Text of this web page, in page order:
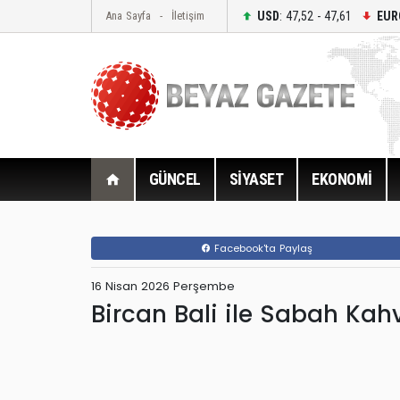
Ana Sayfa İletişim USD: 47,52 - 47,61
GÜNCEL SİYASET EKONOMİ
Facebook'ta Paylaş
16 Nisan 2026 Perşembe
Bircan Bali ile Sabah